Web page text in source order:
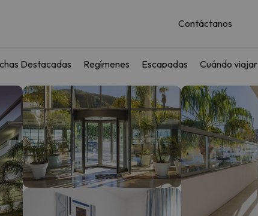
Contáctanos
Destacadas Regímenes Escapadas Cuándo viajar